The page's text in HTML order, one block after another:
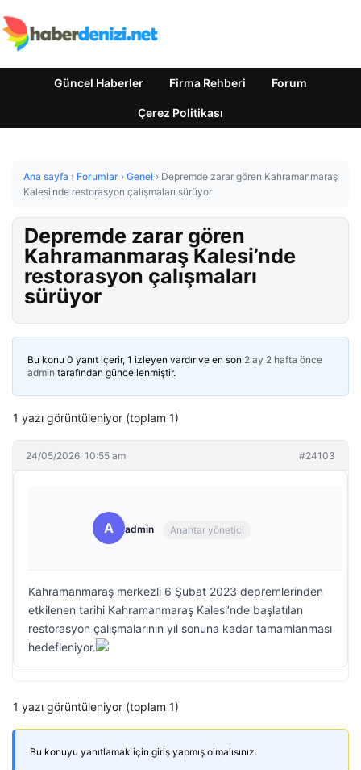
Güncel Haberler Firma Rehberi Forum
Çerez Politikası
Ana sayfa › Forumlar › Genel › Depremde zarar gören Kahramanmaraş
Kalesi’nde restorasyon çalışmaları sürüyor
Depremde zarar gören
Kahramanmaraş Kalesi’nde
restorasyon çalışmaları
sürüyor
Bu konu 0 yanıt içerir, 1 izleyen vardır ve en son 2 ay 2 hafta önce
admin tarafından güncellenmiştir.
1 yazı görüntüleniyor (toplam 1)
24/05/2026: 10:55 am #24103
A admin Anahtar yönetici
Kahramanmaraş merkezli 6 Şubat 2023 depremlerinden
etkilenen tarihi Kahramanmaraş Kalesi’nde başlatılan
restorasyon çalışmalarının yıl sonuna kadar tamamlanması
hedefleniyor.
1 yazı görüntüleniyor (toplam 1)
Bu konuyu yanıtlamak için giriş yapmış olmalısınız.